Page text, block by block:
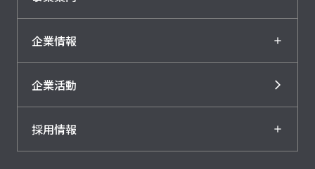
企業情報
企業活動
採用情報